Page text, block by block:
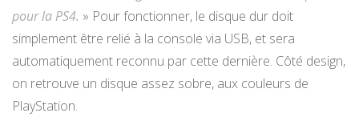
pour la PS4. » Pour fonctionner, le disque dur doit
simplement être relié à la console via USB, et sera
automatiquement reconnu par cette dernière. Côté design,
on retrouve un disque assez sobre, aux couleurs de
PlayStation.